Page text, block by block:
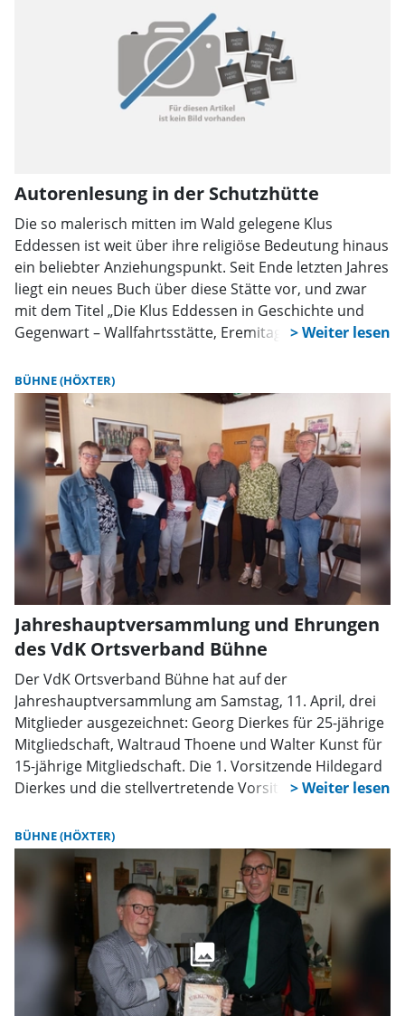
Autorenlesung in der Schutzhütte
Die so malerisch mitten im Wald gelegene Klus
Eddessen ist weit über ihre religiöse Bedeutung hinaus
ein beliebter Anziehungspunkt. Seit Ende letzten Jahres
liegt ein neues Buch über diese Stätte vor, und zwar
mit dem Titel „Die Klus Eddessen in Geschichte und
Gegenwart – Wallfahrtsstätte, Eremitage, Pastoraler
BÜHNE (HÖXTER)
Jahreshauptversammlung und Ehrungen
des VdK Ortsverband Bühne
Der VdK Ortsverband Bühne hat auf der
Jahreshauptversammlung am Samstag, 11. April, drei
Mitglieder ausgezeichnet: Georg Dierkes für 25-jährige
Mitgliedschaft, Waltraud Thoene und Walter Kunst für
15-jährige Mitgliedschaft. Die 1. Vorsitzende Hildegard
Dierkes und die stellvertretende Vorsitzende Elvira
Urkunden. Nach dem offiziellen Teil klang der
Nachmittag mit einem gemeinsamen Abendessen aus.
BÜHNE (HÖXTER)